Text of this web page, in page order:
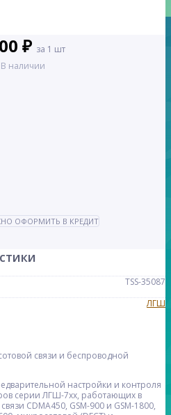
₽ за 1 шт
В наличии
ОФОРМИТЬ В КРЕДИТ
TSS-35087
ЛГШ
связи и беспроводной
настройки и контроля
серии ЛГШ-7хх, работающих в
CDMA450, GSM-900 и GSM-1800,